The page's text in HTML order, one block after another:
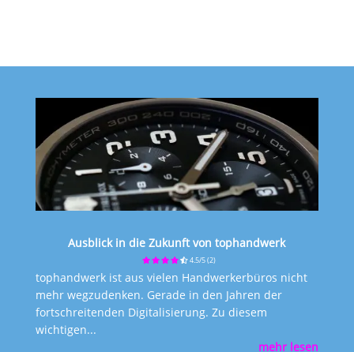
Ausblick in die Zukunft von tophandwerk
4.5/5(2)
tophandwerk ist aus vielen Handwerkerbüros nicht
mehr wegzudenken. Gerade in den Jahren der
fortschreitenden Digitalisierung. Zu diesem
wichtigen...
mehr lesen